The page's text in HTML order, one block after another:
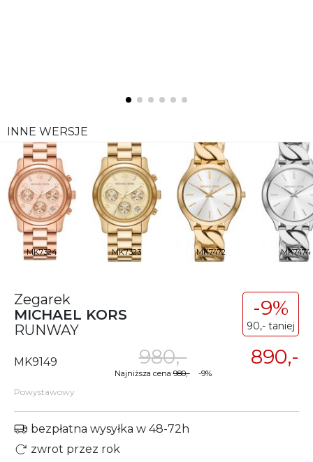
INNE WERSJE
MK7324 MK7323 MK7472 MK7474
Zegarek
MICHAEL KORS
RUNWAY
-9%
90,- taniej
MK9149
Powystawowy
890,-
980,-
Najniższa cena980,--9%
bezpłatna wysyłka w 48-72h
zwrot przez rok